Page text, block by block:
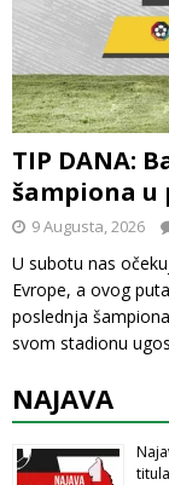
TIP DANA:
šampiona
9 Augusta, 2026
U subotu nas
Evrope, a ovog
poslednja
svom stadionu
NAJAVA